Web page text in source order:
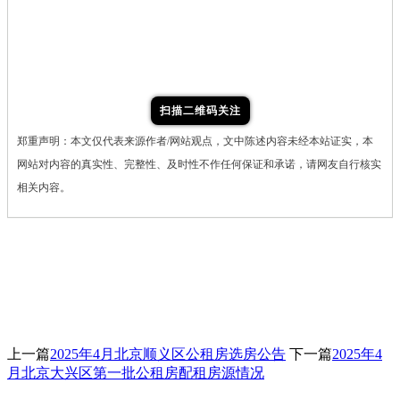
扫描二维码关注
郑重声明：本文仅代表来源作者/网站观点，文中陈述内容未经本站证实，本
网站对内容的真实性、完整性、及时性不作任何保证和承诺，请网友自行核实
相关内容。
上一篇2025年4月北京顺义区公租房选房公告 下一篇2025年4
月北京大兴区第一批公租房配租房源情况